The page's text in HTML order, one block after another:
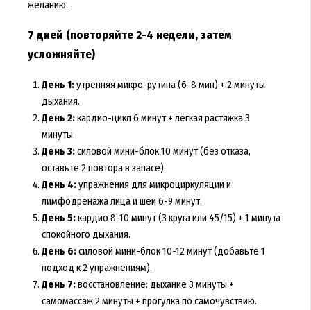
желанию.
7 дней (повторяйте 2-4 недели, затем
усложняйте)
День 1:утренняя микро-рутина (6-8 мин) + 2 минуты
дыхания.
День 2:кардио-цикл 6 минут + лёгкая растяжка 3
минуты.
День 3:силовой мини-блок 10 минут (без отказа,
оставьте 2 повтора в запасе).
День 4:упражнения для микроциркуляции и
лимфодренажа лица и шеи 6-9 минут.
День 5:кардио 8-10 минут (3 круга или 45/15) + 1 минута
спокойного дыхания.
День 6:силовой мини-блок 10-12 минут (добавьте 1
подход к 2 упражнениям).
День 7:восстановление: дыхание 3 минуты +
самомассаж 2 минуты + прогулка по самочувствию.